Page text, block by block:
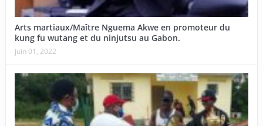
Arts martiaux/Maître Nguema Akwe en promoteur du
kung fu wutang et du ninjutsu au Gabon.
juin 01, 2022